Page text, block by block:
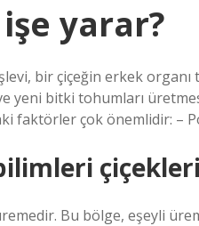
yarar?
bir çiçeğin erkek organı
yeni bitki tohumları
faktörler çok önemlidir: –
Bu bölge, eşeyli